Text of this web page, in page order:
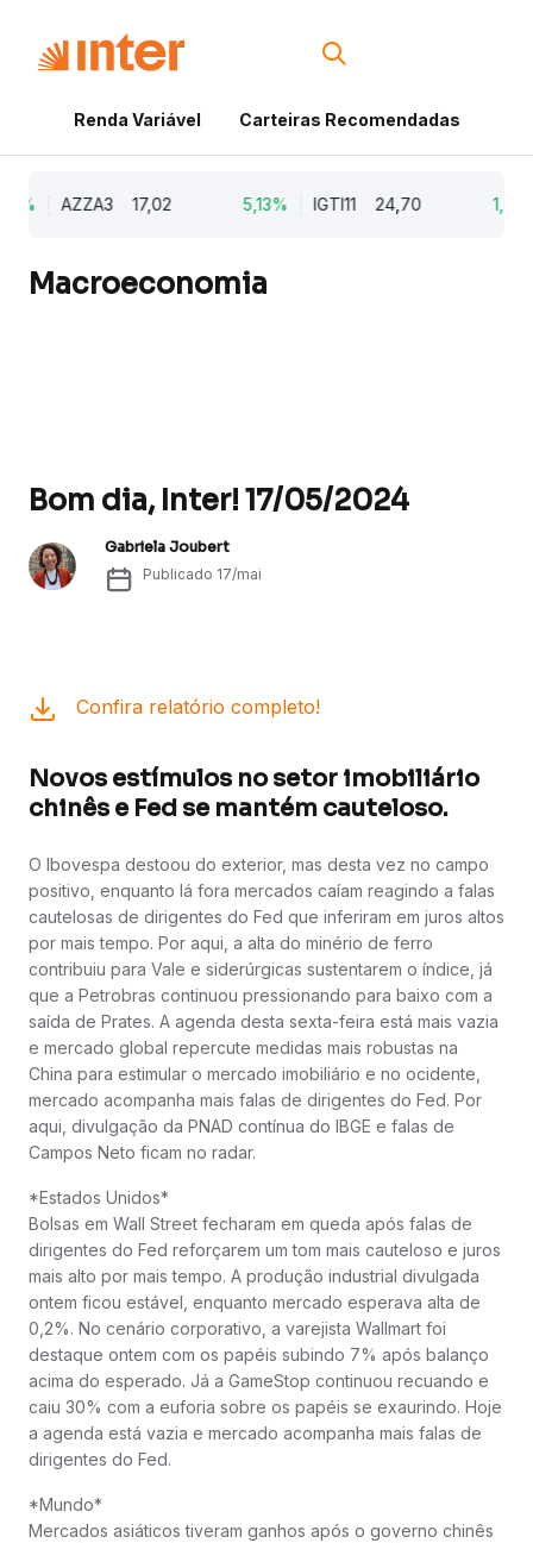
Renda Variável Carteiras Recomendadas
AZZA3 17,02 5,13% IGTI11 24,70 1,77%
Macroeconomia
Bom dia, Inter! 17/05/2024
Gabriela Joubert
Publicado 17/mai
Confira relatório completo!
Novos estímulos no setor imobiliário
chinês e Fed se mantém cauteloso.
O Ibovespa destoou do exterior, mas desta vez no campo
positivo, enquanto lá fora mercados caíam reagindo a falas
cautelosas de dirigentes do Fed que inferiram em juros altos
por mais tempo. Por aqui, a alta do minério de ferro
contribuiu para Vale e siderúrgicas sustentarem o índice, já
que a Petrobras continuou pressionando para baixo com a
saída de Prates. A agenda desta sexta-feira está mais vazia
e mercado global repercute medidas mais robustas na
China para estimular o mercado imobiliário e no ocidente,
mercado acompanha mais falas de dirigentes do Fed. Por
aqui, divulgação da PNAD contínua do IBGE e falas de
Campos Neto ficam no radar.
*Estados Unidos*
Bolsas em Wall Street fecharam em queda após falas de
dirigentes do Fed reforçarem um tom mais cauteloso e juros
mais alto por mais tempo. A produção industrial divulgada
ontem ficou estável, enquanto mercado esperava alta de
0,2%. No cenário corporativo, a varejista Wallmart foi
destaque ontem com os papéis subindo 7% após balanço
acima do esperado. Já a GameStop continuou recuando e
caiu 30% com a euforia sobre os papéis se exaurindo. Hoje
a agenda está vazia e mercado acompanha mais falas de
dirigentes do Fed.
*Mundo*
Mercados asiáticos tiveram ganhos após o governo chinês